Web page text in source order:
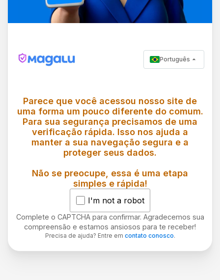
Português
Parece que você acessou nosso site de
uma forma um pouco diferente do comum.
Para sua segurança precisamos de uma
verificação rápida. Isso nos ajuda a
manter a sua navegação segura e a
proteger seus dados.
Não se preocupe, essa é uma etapa
simples e rápida!
I'm not a robot
Complete o CAPTCHA para confirmar. Agradecemos sua
compreensão e estamos ansiosos para te receber!
Precisa de ajuda? Entre em contato conosco.